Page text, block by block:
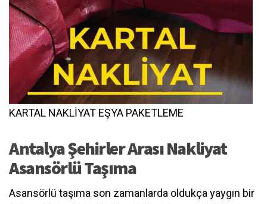
KARTAL NAKLİYAT EŞYA PAKETLEME
Antalya Şehirler Arası Nakliyat
Asansörlü Taşıma
Asansörlü taşıma son zamanlarda oldukça yaygın bir